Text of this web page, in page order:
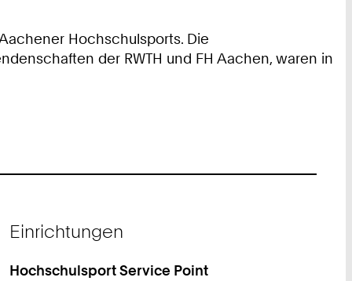
Hochschulsports. Die
der RWTH und FH Aachen, waren in
Einrichtungen
Hochschulsport Service Point